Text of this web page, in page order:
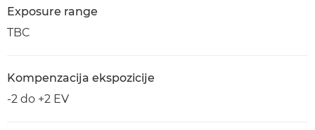
Exposure range
TBC
Kompenzacija ekspozicije
-2 do +2 EV